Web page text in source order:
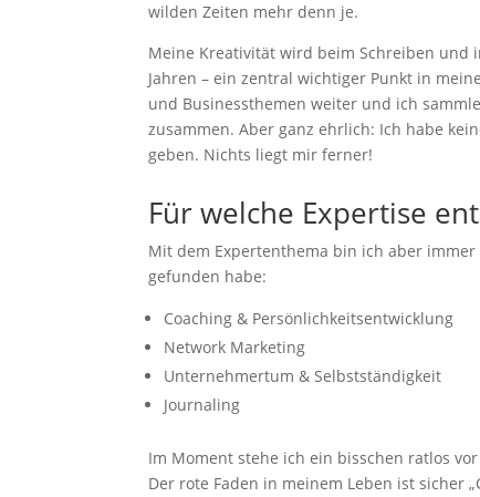
wilden Zeiten mehr denn je.
Meine Kreativität wird beim Schreiben und
Jahren – ein zentral wichtiger Punkt in
und Businessthemen weiter und ich
zusammen. Aber ganz ehrlich: Ich habe
geben. Nichts liegt mir ferner!
Für welche Expertise
Mit dem Expertenthema bin ich aber
gefunden habe:
Coaching & Persönlichkeitsentwicklung
Network Marketing
Unternehmertum & Selbstständigkeit
Journaling
Im Moment stehe ich ein bisschen ratlos
Der rote Faden in meinem Leben ist sicher